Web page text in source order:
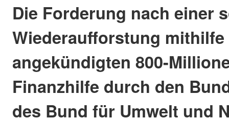
Die Forderung nach einer
Wiederaufforstung mithilfe
angekündigten 800-
Finanzhilfe durch den
des Bund für Umwelt und